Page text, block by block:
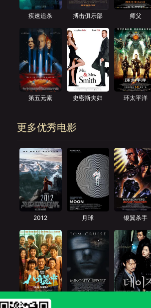
疾速追杀 搏击俱乐部 师父
第五元素 史密斯夫妇 环太平洋
更多优秀电影
2012 月球 银翼杀手
八角笼中